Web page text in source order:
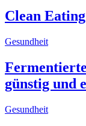
Clean Eating
Gesundheit
günstig und
Gesundheit